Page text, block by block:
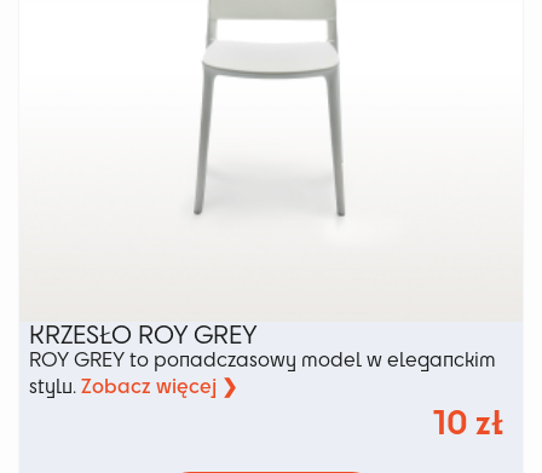
KRZESŁO ROY GREY
ROY GREY to ponadczasowy model w eleganckim
stylu. Zobacz więcej ❯
10 zł